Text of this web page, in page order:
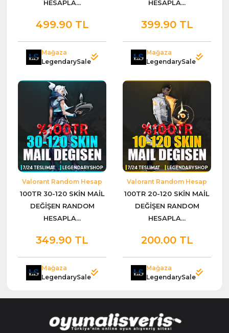
HESAPLA...
499.90 TL
Mağaza
LegendarySale
HESAPLA...
399.90 TL
Mağaza
LegendarySale
Valorant Random Hesap
100TR 30-120 SKİN MAİL
DEĞİŞEN RANDOM
HESAPLA...
349.90 TL
Mağaza
LegendarySale
Valorant Random Hesap
100TR 20-120 SKİN MAİL
DEĞİŞEN RANDOM
HESAPLA...
200.00 TL
Mağaza
LegendarySale